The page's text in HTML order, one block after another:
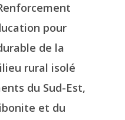
pour
de la
rural isolé
du Sud-Est,
et du